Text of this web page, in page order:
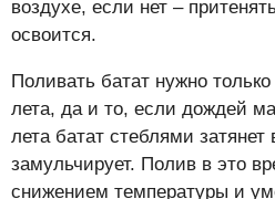
воздухе, если нет –
освоится.
Поливать батат нужно
лета, да и то, если дождей
лета батат стеблями
замульчирует. Полив в это
снижением температуры и